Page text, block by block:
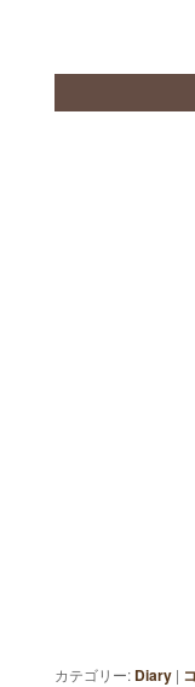
カテゴリー: Diary |